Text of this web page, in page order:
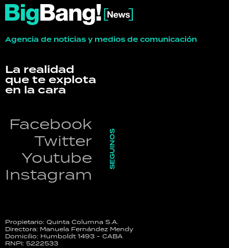
Agencia de noticias y medios de comunicación
La realidad
que te explota
en la cara
Facebook
Twitter
Youtube
Instagram
SEGUINOS
Propietario: Quinta Columna S.A.
Directora: Manuela Fernández Mendy
Domicilio: Humboldt 1493 - CABA
RNPI: 5222533